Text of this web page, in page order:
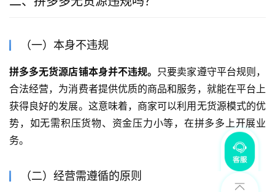
（一）本身不违规
拼多多无货源店铺本身并不违规。 只要卖家遵守平台规则，
合法经营，为消费者提供优质的商品和服务，就能在平台上
获得良好的发展。这意味着，商家可以利用无货源模式的优
势，如无需积压货物、资金压力小等，在拼多多上开展业
务。
（二）经营需遵循的原则